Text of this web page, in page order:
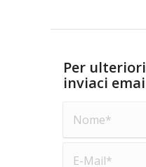
Per
inviaci